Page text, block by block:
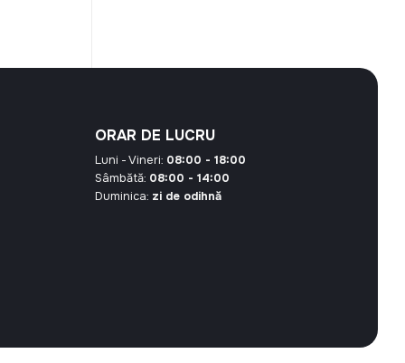
ORAR DE LUCRU
Luni - Vineri: 08:00 - 18:00
Sâmbătă: 08:00 - 14:00
Duminica: zi de odihnă